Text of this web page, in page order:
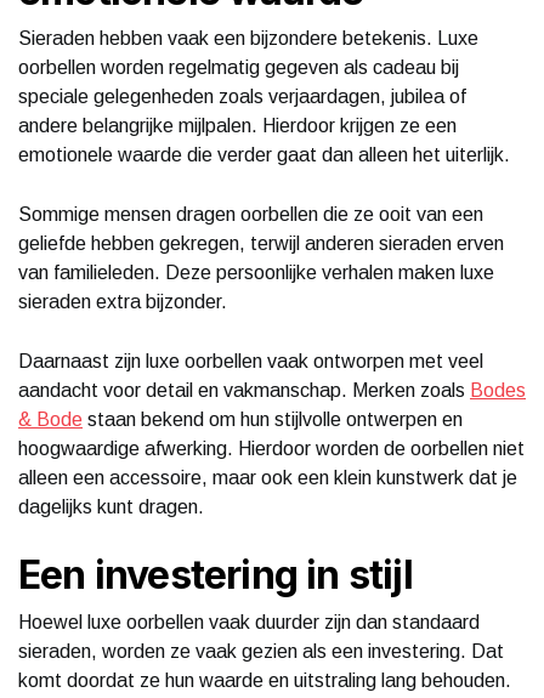
Sieraden hebben vaak een bijzondere betekenis. Luxe
oorbellen worden regelmatig gegeven als cadeau bij
speciale gelegenheden zoals verjaardagen, jubilea of
andere belangrijke mijlpalen. Hierdoor krijgen ze een
emotionele waarde die verder gaat dan alleen het uiterlijk.
Sommige mensen dragen oorbellen die ze ooit van een
geliefde hebben gekregen, terwijl anderen sieraden erven
van familieleden. Deze persoonlijke verhalen maken luxe
sieraden extra bijzonder.
Daarnaast zijn luxe oorbellen vaak ontworpen met veel
aandacht voor detail en vakmanschap. Merken zoals Bodes
& Bode staan bekend om hun stijlvolle ontwerpen en
hoogwaardige afwerking. Hierdoor worden de oorbellen niet
alleen een accessoire, maar ook een klein kunstwerk dat je
dagelijks kunt dragen.
Een investering in stijl
Hoewel luxe oorbellen vaak duurder zijn dan standaard
sieraden, worden ze vaak gezien als een investering. Dat
komt doordat ze hun waarde en uitstraling lang behouden.